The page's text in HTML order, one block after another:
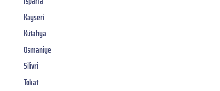
Kayseri
Kütahya
Osmaniye
Silivri
Tokat